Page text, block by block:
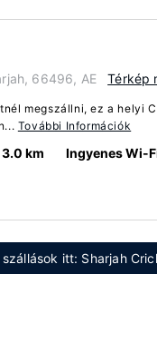
66496, AE Térkép
megszállni, ez a helyi
További Információk
3.0 km Ingyenes Wi-
itt: Sharjah